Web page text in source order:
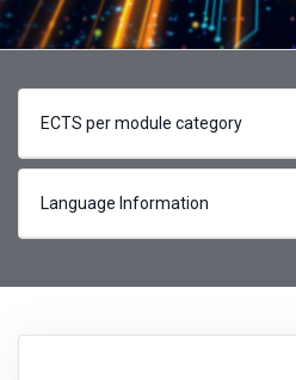
ECTS per module category
Language Information